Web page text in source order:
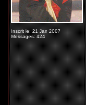
Inscrit le: 21 Jan 2007
Messages: 424